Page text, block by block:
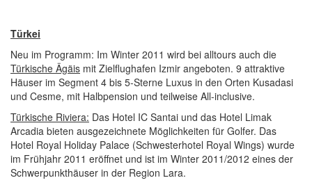
Türkei
Neu im Programm: Im Winter 2011 wird bei alltours auch die
Türkische Ägäis mit Zielflughafen Izmir angeboten. 9 attraktive
Häuser im Segment 4 bis 5-Sterne Luxus in den Orten Kusadasi
und Cesme, mit Halbpension und teilweise All-inclusive.
Türkische Riviera: Das Hotel IC Santai und das Hotel Limak
Arcadia bieten ausgezeichnete Möglichkeiten für Golfer. Das
Hotel Royal Holiday Palace (Schwesterhotel Royal Wings) wurde
im Frühjahr 2011 eröffnet und ist im Winter 2011/2012 eines der
Schwerpunkthäuser in der Region Lara.